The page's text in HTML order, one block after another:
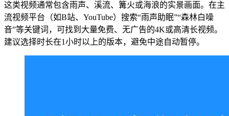
这类视频通常包含雨声、溪流、篝火或海浪的实景画面。在主
流视频平台（如B站、YouTube）搜索“雨声助眠”“森林白噪
音”等关键词，可找到大量免费、无广告的4K或高清长视频。
建议选择时长在1小时以上的版本，避免中途自动暂停。